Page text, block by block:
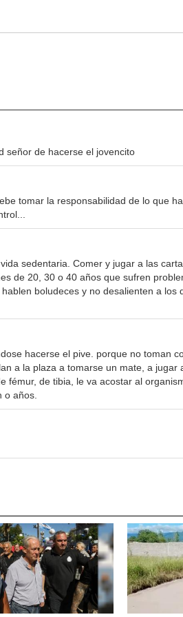
señor de hacerse el jovencito
tomar la responsabilidad de lo que
sedentaria. Comer y jugar a las
de 20, 30 o 40 años que sufren
boludeces y no desalienten a los
hacerse el pive. porque no toman
a la plaza a tomarse un mate, a jugar
fémur, de tibia, le va acostar al
o años.